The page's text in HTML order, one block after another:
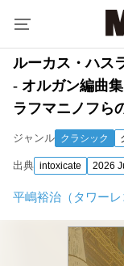
ルーカス・ハス
- オルガン編曲
ラフマニノフら
ジャンル クラシック
出典 intoxicate 2026
平嶋裕治（タワーレ